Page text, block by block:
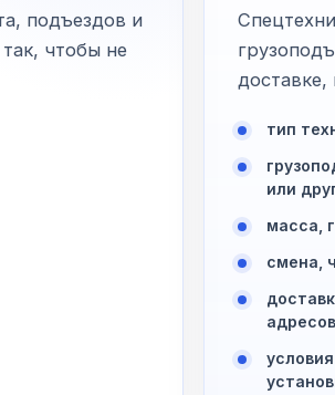
подъездов и
чтобы не
тип
или
масса,
смена,
адресов